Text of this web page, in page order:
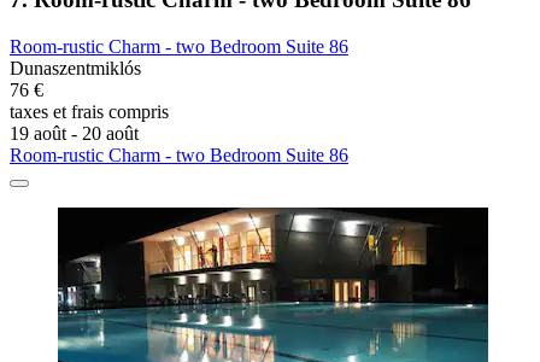
Room-rustic Charm - two Bedroom Suite 86
Dunaszentmiklós
76 €
taxes et frais compris
19 août - 20 août
Room-rustic Charm - two Bedroom Suite 86